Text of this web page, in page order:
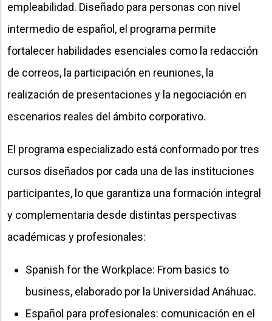
empleabilidad. Diseñado para personas con nivel
intermedio de español, el programa permite
fortalecer habilidades esenciales como la redacción
de correos, la participación en reuniones, la
realización de presentaciones y la negociación en
escenarios reales del ámbito corporativo.
El programa especializado está conformado por tres
cursos diseñados por cada una de las instituciones
participantes, lo que garantiza una formación integral
y complementaria desde distintas perspectivas
académicas y profesionales:
Spanish for the Workplace: From basics to
business, elaborado por la Universidad Anáhuac.
Español para profesionales: comunicación en el